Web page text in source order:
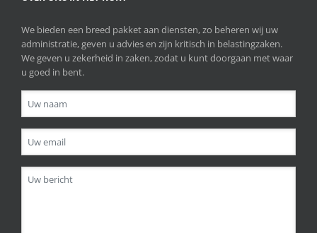
We bieden een breed pakket aan diensten, zo beheren wij uw
administratie, geven u advies en zijn kritisch in belastingzaken.
We geven u zekerheid in zaken, zodat u kunt doorgaan met waar
u goed in bent.